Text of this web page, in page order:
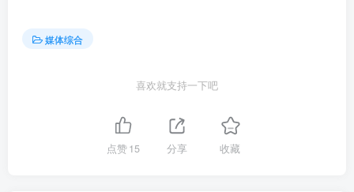
媒体综合
喜欢就支持一下吧
点赞15 分享 收藏